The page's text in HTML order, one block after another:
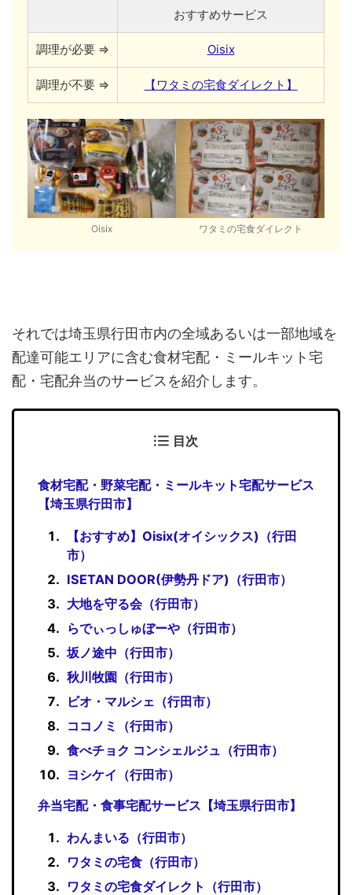
おすすめサービス
調理が必要 ⇒ Oisix
調理が不要 ⇒ 【ワタミの宅食ダイレクト】
Oisix ワタミの宅食ダイレクト
それでは埼玉県行田市内の全域あるいは一部地域を
配達可能エリアに含む食材宅配・ミールキット宅
配・宅配弁当のサービスを紹介します。
目次
食材宅配・野菜宅配・ミールキット宅配サービス
【埼玉県行田市】
【おすすめ】Oisix(オイシックス)（行田
市）
ISETAN DOOR(伊勢丹ドア)（行田市）
大地を守る会（行田市）
らでぃっしゅぼーや（行田市）
坂ノ途中（行田市）
秋川牧園（行田市）
ビオ・マルシェ（行田市）
ココノミ（行田市）
食べチョク コンシェルジュ（行田市）
ヨシケイ（行田市）
弁当宅配・食事宅配サービス【埼玉県行田市】
わんまいる（行田市）
ワタミの宅食（行田市）
ワタミの宅食ダイレクト（行田市）